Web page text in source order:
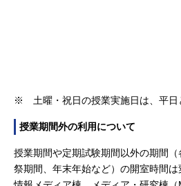
※ 土曜・祝日の授業実施日は、平日
授業期間外の利用について
授業期間や定期試験期間以外の期間
祭期間、年末年始など）の開室時間は